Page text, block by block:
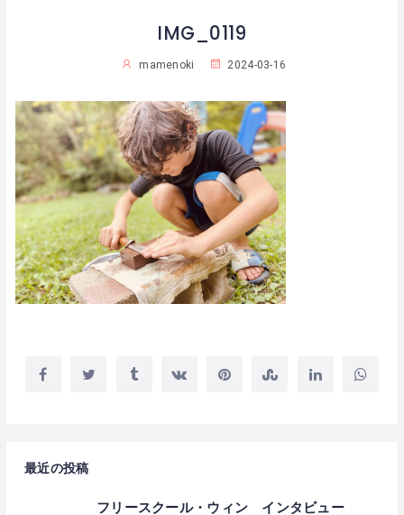
IMG_0119
mamenoki 2024-03-16
最近の投稿
フリースクール・ウィン インタビュー